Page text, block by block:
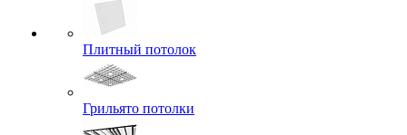
Плитный потолок
Грильято потолки